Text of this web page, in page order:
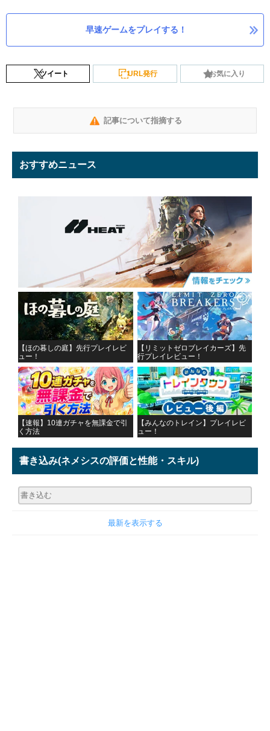
早速ゲームをプレイする！
ツイート URL発行 お気に入り
記事について指摘する
おすすめニュース
【ほの暮しの庭】先行プレイレビ
ュー！
【リミットゼロブレイカーズ】先
行プレイレビュー！
【速報】10連ガチャを無課金で引
く方法
【みんなのトレイン】プレイレビ
ュー！
書き込み(ネメシスの評価と性能・スキル)
最新を表示する